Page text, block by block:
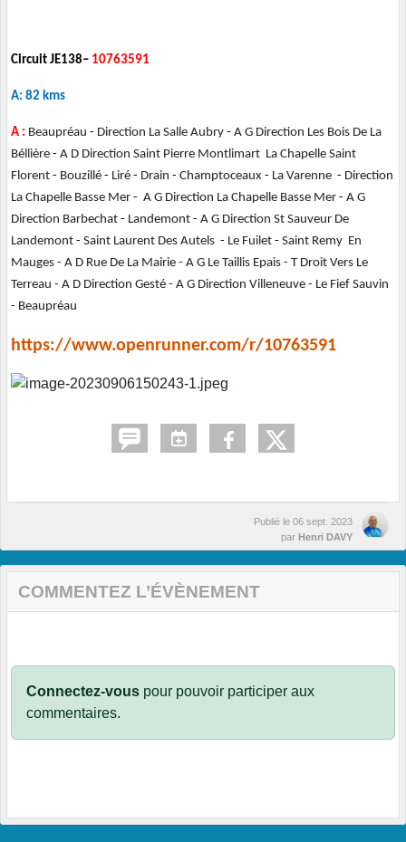
Circuit JE138– 10763591
A: 82 kms
A : Beaupréau - Direction La Salle Aubry - A G Direction Les Bois De La
Béllière - A D Direction Saint Pierre Montlimart La Chapelle Saint
Florent - Bouzillé - Liré - Drain - Champtoceaux - La Varenne - Direction
La Chapelle Basse Mer - A G Direction La Chapelle Basse Mer - A G
Direction Barbechat - Landemont - A G Direction St Sauveur De
Landemont - Saint Laurent Des Autels - Le Fuilet - Saint Remy En
Mauges - A D Rue De La Mairie - A G Le Taillis Epais - T Droit Vers Le
Terreau - A D Direction Gesté - A G Direction Villeneuve - Le Fief Sauvin
- Beaupréau
https://www.openrunner.com/r/10763591
Publié le 06 sept. 2023
par Henri DAVY
COMMENTEZ L’ÉVÈNEMENT
Connectez-vous pour pouvoir participer aux
commentaires.